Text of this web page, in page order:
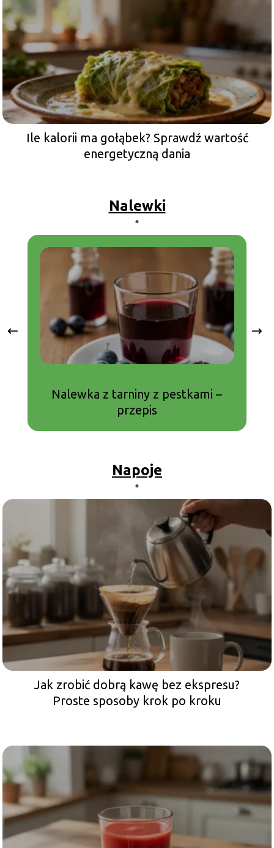
Ile kalorii ma gołąbek? Sprawdź wartość
energetyczną dania
Nalewki
Nalewka z tarniny z pestkami –
przepis
Napoje
Jak zrobić dobrą kawę bez ekspresu?
Proste sposoby krok po kroku